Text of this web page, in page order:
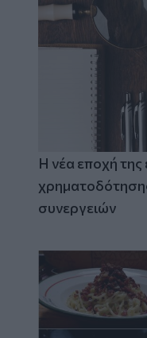
Η νέα εποχή της
συνεργειών